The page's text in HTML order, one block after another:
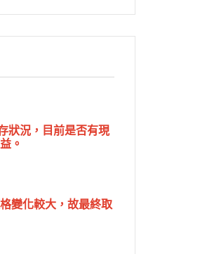
狀況，目前是否有現
。
變化較大，故最終取